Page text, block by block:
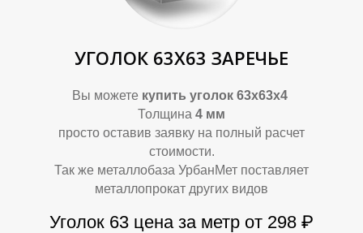
У
УГОЛОК 63Х63 ЗАРЕЧЬЕ
Вы можете купить уголок 63х63х4
Толщина 4 мм
просто оставив заявку на полный расчет
стоимости.
Так же металлобаза УрбанМет поставляет
металлопрокат других видов
Уголок 63 цена за метр от 298 ₽
У